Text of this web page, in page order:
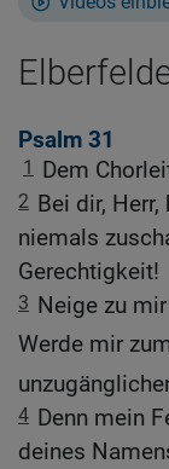
Psalm 31
1 Dem
2 Bei dir,
niemals
Gerechtigkeit!
3 Neige zu
Werde mir
4 Denn mein
deines